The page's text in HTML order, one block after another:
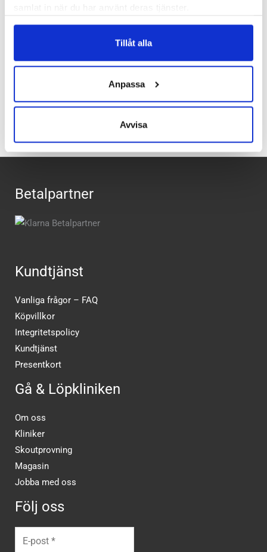
Tillåt alla
Anpassa
Avvisa
Betalpartner
Kundtjänst
Vanliga frågor – FAQ
Köpvillkor
Integritetspolicy
Kundtjänst
Presentkort
Gå & Löpkliniken
Om oss
Kliniker
Skoutprovning
Magasin
Jobba med oss
Följ oss